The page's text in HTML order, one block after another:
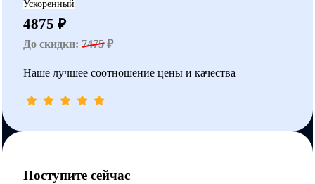
Ускоренный
4875 ₽
До скидки: 7475₽
Наше лучшее соотношение цены и качества
Поступите сейчас